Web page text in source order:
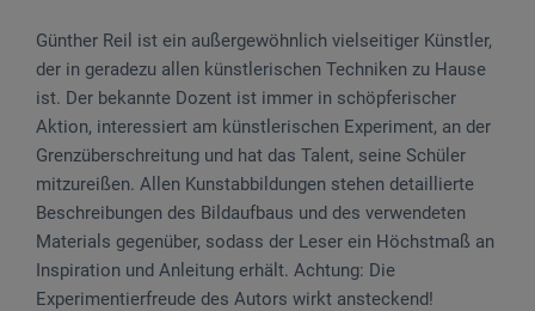
Günther Reil ist ein außergewöhnlich vielseitiger Künstler,
der in geradezu allen künstlerischen Techniken zu Hause
ist. Der bekannte Dozent ist immer in schöpferischer
Aktion, interessiert am künstlerischen Experiment, an der
Grenzüberschreitung und hat das Talent, seine Schüler
mitzureißen. Allen Kunstabbildungen stehen detaillierte
Beschreibungen des Bildaufbaus und des verwendeten
Materials gegenüber, sodass der Leser ein Höchstmaß an
Inspiration und Anleitung erhält. Achtung: Die
Experimentierfreude des Autors wirkt ansteckend!